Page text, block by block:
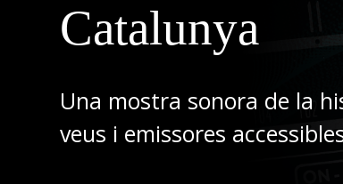
Catalunya
Una mostra sonora de la
veus i emissores